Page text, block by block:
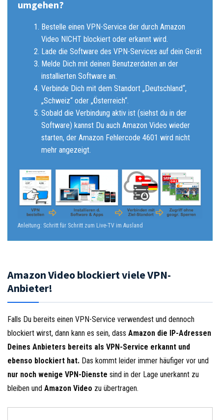
umgehen?
Bestelle einen VPN-Service der durch Amazon
Video NICHT blockiert oder erkannt wird.
Lade die Software des VPN-Services auf dein Gerät
Melde Dich mit deinen Benutzerdaten an der
installierten Software an.
Verbinde Dich mit dem Standort „Deutschland“,
„Schweiz“ oder „Österreich“.
Sobald die Verbindung aktiv ist (siehst du in der
Software) kannst Du auch Amazon Video wieder
starten, der Amazon Fehlercode 4601 wird nicht
mehr angezeigt.
Anleitung: Schritt für Schritt zum Live-TV im Ausland
Amazon Video blockiert viele VPN-
Anbieter!
Falls Du bereits einen VPN-Service verwendest und dennoch
blockiert wirst, dann kann es sein, dass Amazon die IP-Adressen
Deines Anbieters bereits als VPN-Service erkannt und
ebenso blockiert hat. Das kommt leider immer häufiger vor und
nur noch wenige VPN-Dienste sind in der Lage unerkannt zu
bleiben und Amazon Video zu übertragen.